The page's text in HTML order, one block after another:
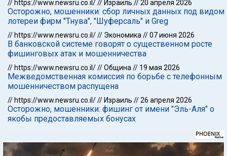
// https://www.newsru.co.il/ // Израиль // 20 апреля 2026
Осторожно, мошенники: сбор личных данных под видом
лотереи фирм "Тнува", "Шуферсаль" и Greg
// https://www.newsru.co.il/// Экономика //07 июня 2026
В банковской системе говорят о существенном росте
фишинговых атак и мошенничества
// https://www.newsru.co.il///Община // 19 мая 2026
Межведомственная комиссия по борьбе с телефонным
мошенничеством распущена
// https://www.newsru.co.il/// Израиль //26 апреля 2026
Осторожно, мошенники: фишинг от имени "Эль-Аля" о
якобы предоставляемых бонусах